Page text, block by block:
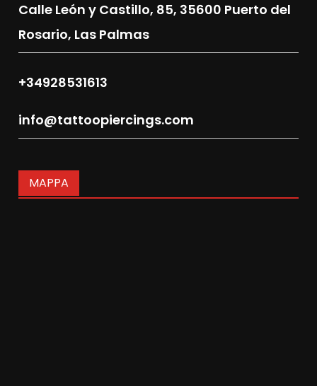
Calle León y Castillo, 85, 35600 Puerto del
Rosario, Las Palmas
+34928531613
info@tattoopiercings.com
MAPPA